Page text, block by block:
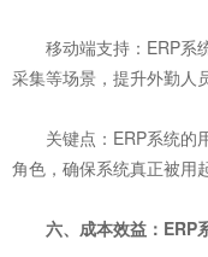
移动端支持：ERP系
采集等场景，提升外勤人
关键点：ERP系统的用
角色，确保系统真正被用
六、成本效益：ERP